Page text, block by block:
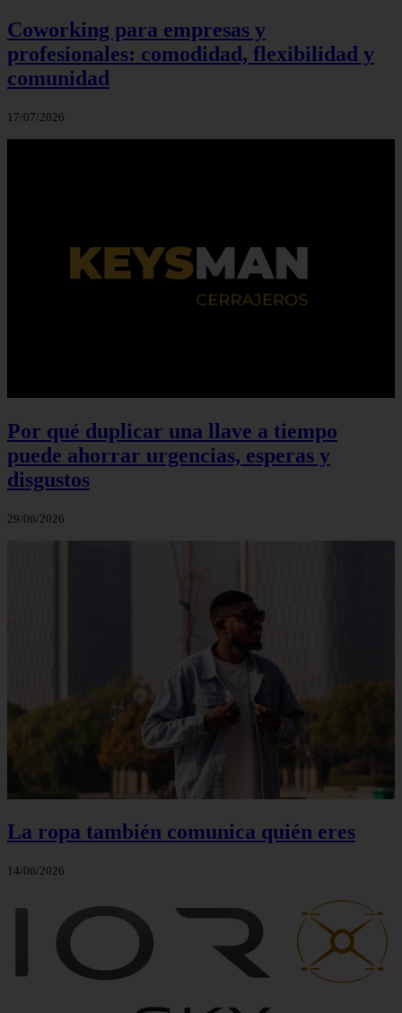
Coworking para empresas y
profesionales: comodidad, flexibilidad y
comunidad
17/07/2026
Por qué duplicar una llave a tiempo
puede ahorrar urgencias, esperas y
disgustos
29/06/2026
La ropa también comunica quién eres
14/06/2026